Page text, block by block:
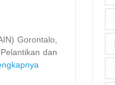
Gorontalo,
dan